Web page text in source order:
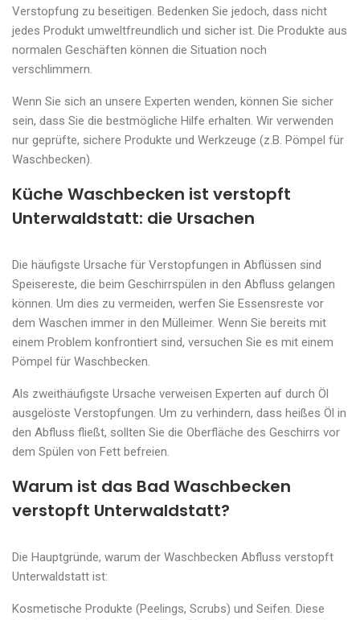
Verstopfung zu beseitigen. Bedenken Sie jedoch, dass nicht
jedes Produkt umweltfreundlich und sicher ist. Die Produkte aus
normalen Geschäften können die Situation noch
verschlimmern.
Wenn Sie sich an unsere Experten wenden, können Sie sicher
sein, dass Sie die bestmögliche Hilfe erhalten. Wir verwenden
nur geprüfte, sichere Produkte und Werkzeuge (z.B. Pömpel für
Waschbecken).
Küche Waschbecken ist verstopft
Unterwaldstatt: die Ursachen
Die häufigste Ursache für Verstopfungen in Abflüssen sind
Speisereste, die beim Geschirrspülen in den Abfluss gelangen
können. Um dies zu vermeiden, werfen Sie Essensreste vor
dem Waschen immer in den Mülleimer. Wenn Sie bereits mit
einem Problem konfrontiert sind, versuchen Sie es mit einem
Pömpel für Waschbecken.
Als zweithäufigste Ursache verweisen Experten auf durch Öl
ausgelöste Verstopfungen. Um zu verhindern, dass heißes Öl in
den Abfluss fließt, sollten Sie die Oberfläche des Geschirrs vor
dem Spülen von Fett befreien.
Warum ist das Bad Waschbecken
verstopft Unterwaldstatt?
Die Hauptgründe, warum der Waschbecken Abfluss verstopft
Unterwaldstatt ist:
Kosmetische Produkte (Peelings, Scrubs) und Seifen. Diese